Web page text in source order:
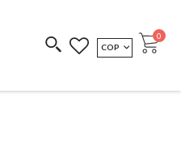
REDIMIR CÓDIGO
MONEDA
COP Cart
0